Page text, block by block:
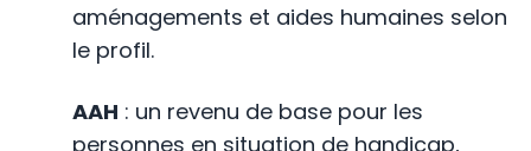
aménagements et aides humaines selon
le profil.
AAH : un revenu de base pour les
personnes en situation de handicap,